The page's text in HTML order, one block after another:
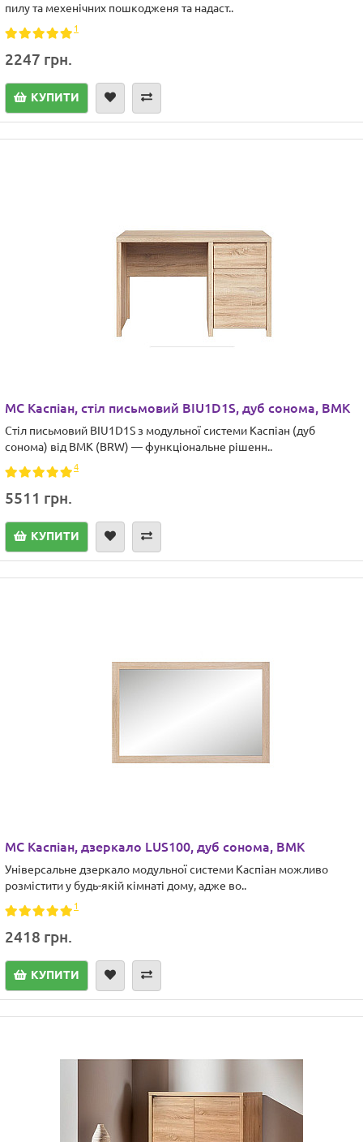
пилу та мехенічних пошкодженя та надаст..
1
2247 грн.
КУПИТИ
МС Каспіан, стіл письмовий BIU1D1S, дуб сонома, ВМК
Стіл письмовий BIU1D1S з модульної системи Каспіан (дуб
сонома) від ВМК (BRW) — функціональне рішенн..
4
5511 грн.
КУПИТИ
МС Каспіан, дзеркало LUS100, дуб сонома, ВМК
Універсальне дзеркало модульної системи Каспіан можливо
розмістити у будь-якій кімнаті дому, адже во..
1
2418 грн.
КУПИТИ